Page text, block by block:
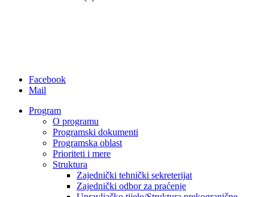
Facebook
Mail
Program
O programu
Programski dokumenti
Programska oblast
Prioriteti i mere
Struktura
Zajednički tehnički sekreterijat
Zajednički odbor za praćenje